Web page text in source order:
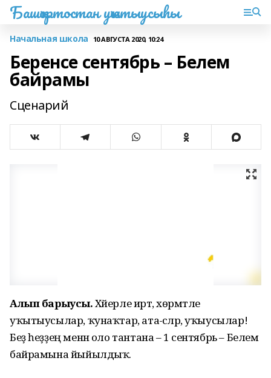
Башҡортостан уҡытыусыһы
Начальная школа 10 АВГУСТА 2020, 10:24
Беренсе сентябрь – Белем
байрамы
Сценарий
Алып барыусы.Хәйерле иртә, хөрмәтле
уҡытыусылар, ҡунаҡтар, ата-әсәләр, уҡыусылар!
Беҙ һеҙҙең менән оло тантана – 1 сентябрь – Белем
байрамына йыйылдыҡ.